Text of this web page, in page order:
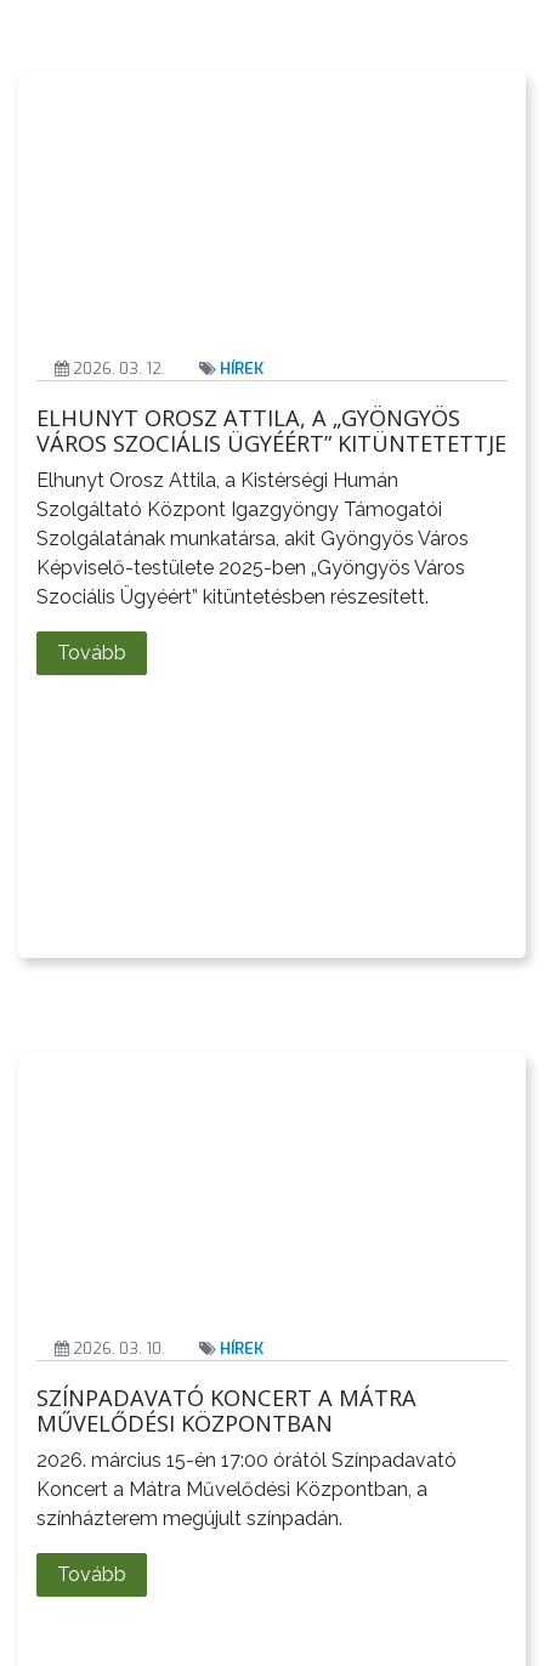
2026. 03. 12. HÍREK
ELHUNYT OROSZ ATTILA, A „GYÖNGYÖS
VÁROS SZOCIÁLIS ÜGYÉÉRT” KITÜNTETETTJE
Elhunyt Orosz Attila, a Kistérségi Humán
Szolgáltató Központ Igazgyöngy Támogatói
Szolgálatának munkatársa, akit Gyöngyös Város
Képviselő-testülete 2025-ben „Gyöngyös Város
Szociális Ügyéért” kitüntetésben részesített.
Tovább
2026. 03. 10. HÍREK
SZÍNPADAVATÓ KONCERT A MÁTRA
MŰVELŐDÉSI KÖZPONTBAN
2026. március 15-én 17:00 órától Színpadavató
Koncert a Mátra Művelődési Központban, a
színházterem megújult színpadán.
Tovább